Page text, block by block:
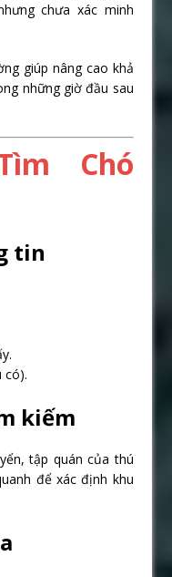
chưa xác minh
giúp nâng cao khả
những giờ đầu sau
Chó
tin
có).
kiếm
tập quán của thú
để xác định khu